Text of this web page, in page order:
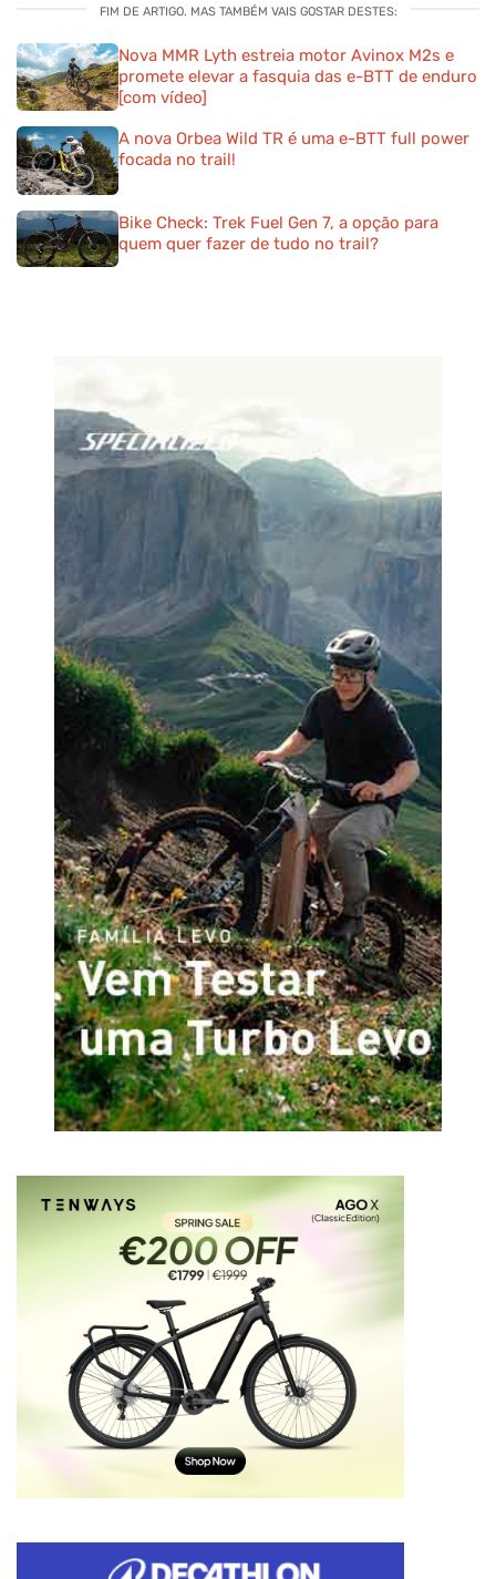
FIM DE ARTIGO. MAS TAMBÉM VAIS GOSTAR DESTES:
Nova MMR Lyth estreia motor Avinox M2s e
promete elevar a fasquia das e-BTT de enduro
[com vídeo]
A nova Orbea Wild TR é uma e-BTT full power
focada no trail!
Bike Check: Trek Fuel Gen 7, a opção para
quem quer fazer de tudo no trail?